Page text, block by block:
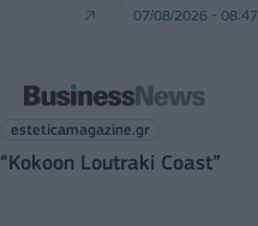
07/08/2026 - 08:47
esteticamagazine.gr
“Kokoon Loutraki Coast”